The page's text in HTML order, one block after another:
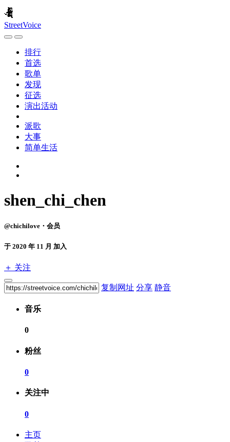
StreetVoice
排行
首选
歌单
发现
征选
演出活动
派歌
大事
简单生活
shen_chi_chen
@chichilove・会员
于 2020 年 11 月 加入
＋ 关注
复制网址 分享 静音
音乐
0
粉丝
0
关注中
0
主页